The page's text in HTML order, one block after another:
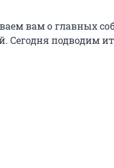
вам о главных
Сегодня подводим